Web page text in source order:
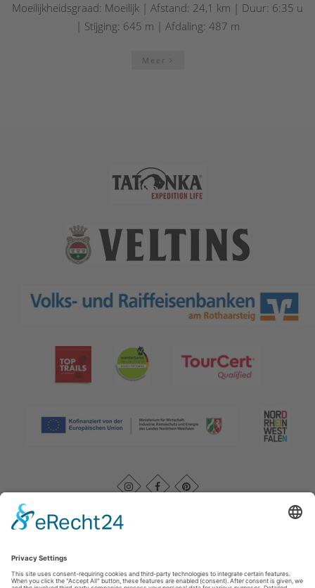
Moeilijkheidsgraad: Moeilijk | Afstand: 24,1 km | Duur: 6:35 u
| Stijging: 645 m | Afdaling: 487 m
Meer